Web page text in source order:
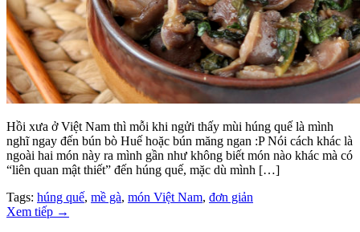
Hồi xưa ở Việt Nam thì mỗi khi ngửi thấy mùi húng quế là mình
nghĩ ngay đến bún bò Huế hoặc bún măng ngan :P Nói cách khác là
ngoài hai món này ra mình gần như không biết món nào khác mà có
“liên quan mật thiết” đến húng quế, mặc dù mình […]
Tags: húng quế, mề gà, món Việt Nam, đơn giản
Xem tiếp →